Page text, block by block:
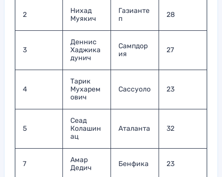
2
Нихад
Муякич
Газианте
п
28
3
Деннис
Хаджика
дунич
Сампдор
ия
27
4
Тарик
Мухарем
ович
Сассуоло 23
5
Сеад
Колашин
ац
Аталанта 32
7
Амар
Дедич
Бенфика 23